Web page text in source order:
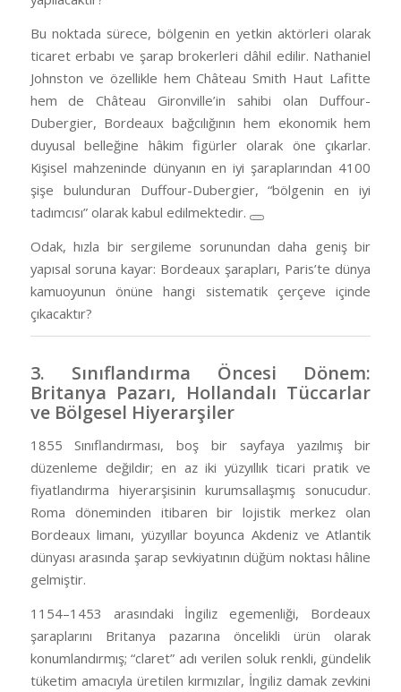
Bu noktada sürece, bölgenin en yetkin aktörleri olarak
ticaret erbabı ve şarap brokerleri dâhil edilir. Nathaniel
Johnston ve özellikle hem Château Smith Haut Lafitte
hem de Château Gironville’in sahibi olan Duffour-
Dubergier, Bordeaux bağcılığının hem ekonomik hem
duyusal belleğine hâkim figürler olarak öne çıkarlar.
Kişisel mahzeninde dünyanın en iyi şaraplarından 4100
şişe bulunduran Duffour-Dubergier, “bölgenin en iyi
tadımcısı” olarak kabul edilmektedir.
Odak, hızla bir sergileme sorunundan daha geniş bir
yapısal soruna kayar: Bordeaux şarapları, Paris’te dünya
kamuoyunun önüne hangi sistematik çerçeve içinde
çıkacaktır?
3. Sınıflandırma Öncesi Dönem:
Britanya Pazarı, Hollandalı Tüccarlar
ve Bölgesel Hiyerarşiler
1855 Sınıflandırması, boş bir sayfaya yazılmış bir
düzenleme değildir; en az iki yüzyıllık ticari pratik ve
fiyatlandırma hiyerarşisinin kurumsallaşmış sonucudur.
Roma döneminden itibaren bir lojistik merkez olan
Bordeaux limanı, yüzyıllar boyunca Akdeniz ve Atlantik
dünyası arasında şarap sevkiyatının düğüm noktası hâline
gelmiştir.
1154–1453 arasındaki İngiliz egemenliği, Bordeaux
şaraplarını Britanya pazarına öncelikli ürün olarak
konumlandırmış; “claret” adı verilen soluk renkli, gündelik
tüketim amacıyla üretilen kırmızılar, İngiliz damak zevkini